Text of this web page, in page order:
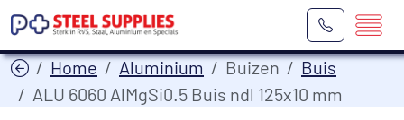
Home Aluminium Buizen
Buis
ALU 6060 AlMgSi0.5 Buis ndl 125x10 mm